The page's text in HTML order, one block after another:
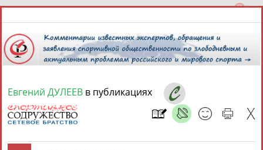
7 августа 2026 года,
СПОРТСМЕНЫ, ТРЕНЕРЫ И СПЕЦИАЛИСТЫ
Евгений ДУЛЕЕВ в публикациях